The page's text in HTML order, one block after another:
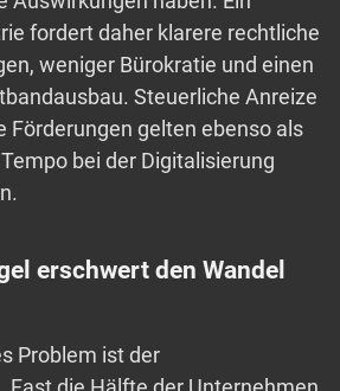
fordert daher klarere rechtliche
weniger Bürokratie und einen
Steuerliche Anreize
Förderungen gelten ebenso als
bei der Digitalisierung
erschwert den Wandel
Problem ist der